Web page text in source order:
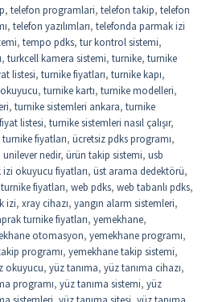
, telefon programlari, telefon takip, telefon
, telefon yazılımları, telefonda parmak izi
, tempo pdks, tur kontrol sistemi,
, turkcell kamera sistemi, turnike, turnike
listesi, turnike fiyatları, turnike kapı,
, turnike kartı, turnike modelleri,
, turnike sistemleri ankara, turnike
listesi, turnike sistemleri nasıl çalışır,
fiyatları, ücretsiz pdks programı,
unilever nedir, ürün takip sistemi, usb
okuyucu fiyatları, üst arama dedektörü,
fiyatları, web pdks, web tabanlı pdks,
izi, xray cihazı, yangın alarm sistemleri,
turnike fiyatları, yemekhane,
otomasyon, yemekhane programı,
programı, yemekhane takip sistemi,
okuyucu, yüz tanıma, yüz tanıma cihazı,
programı, yüz tanıma sistemi, yüz